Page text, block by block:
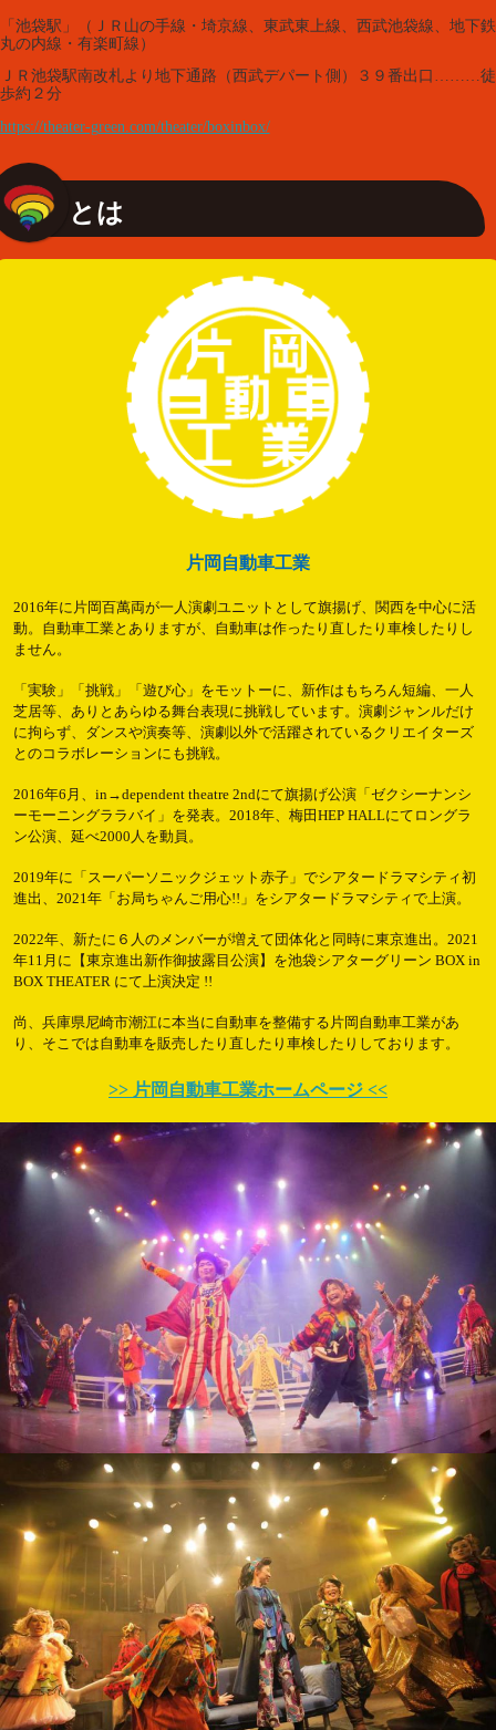
「池袋駅」（ＪＲ山の手線・埼京線、東武東上線、西武池袋線、地下鉄
丸の内線・有楽町線）
ＪＲ池袋駅南改札より地下通路（西武デパート側）３９番出口………徒
歩約２分
https://theater-green.com/theater/boxinbox/
とは
片岡自動車工業
2016年に片岡百萬両が一人演劇ユニットとして旗揚げ、関西を中心に活
動。自動車工業とありますが、自動車は作ったり直したり車検したりし
ません。
「実験」「挑戦」「遊び心」をモットーに、新作はもちろん短編、一人
芝居等、ありとあらゆる舞台表現に挑戦しています。演劇ジャンルだけ
に拘らず、ダンスや演奏等、演劇以外で活躍されているクリエイターズ
とのコラボレーションにも挑戦。
2016年6月、in→dependent theatre 2ndにて旗揚げ公演「ゼクシーナンシ
ーモーニングララバイ」を発表。2018年、梅田HEP HALLにてロングラ
ン公演、延べ2000人を動員。
2019年に「スーパーソニックジェット赤子」でシアタードラマシティ初
進出、2021年「お局ちゃんご用心!!」をシアタードラマシティで上演。
2022年、新たに６人のメンバーが増えて団体化と同時に東京進出。2021
年11月に【東京進出新作御披露目公演】を池袋シアターグリーン BOX in
BOX THEATER にて上演決定 !!
尚、兵庫県尼崎市潮江に本当に自動車を整備する片岡自動車工業があ
り、そこでは自動車を販売したり直したり車検したりしております。
>> 片岡自動車工業ホームページ <<